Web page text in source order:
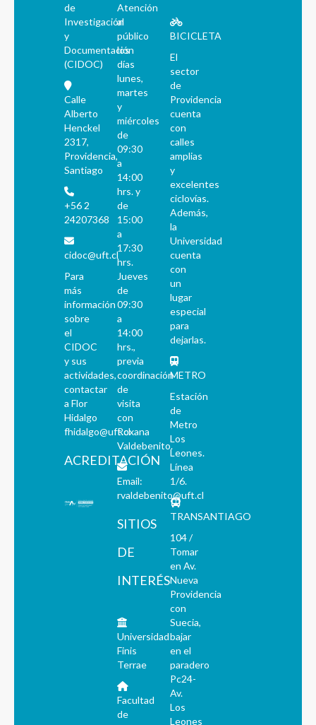
de
Investigación
y
Documentación
(CIDOC)
Calle
Alberto
Henckel
2317,
Providencia,
Santiago
+56 2
24207368
cidoc@uft.cl
Para
más
información
sobre
el
CIDOC
y sus
actividades,
contactar
a Flor
Hidalgo
fhidalgo@uft.cl
ACREDITACIÓN
Atención
al
público
los
días
lunes,
martes
y
miércoles
de
09:30
a
14:00
hrs. y
de
15:00
a
17:30
hrs.
Jueves
de
09:30
a
14:00
hrs.,
previa
coordinación
de
visita
con
Roxana
Valdebenito.
Email:
rvaldebenito@uft.cl
SITIOS
DE
INTERÉS
Universidad
Finis
Terrae
Facultad
de
BICICLETA
El
sector
de
Providencia
cuenta
con
calles
amplias
y
excelentes
ciclovías.
Además,
la
Universidad
cuenta
con
un
lugar
especial
para
dejarlas.
METRO
Estación
de
Metro
Los
Leones.
Línea
1/6.
TRANSANTIAGO
104 /
Tomar
en Av.
Nueva
Providencia
con
Suecia,
bajar
en el
paradero
Pc24-
Av.
Los
Leones